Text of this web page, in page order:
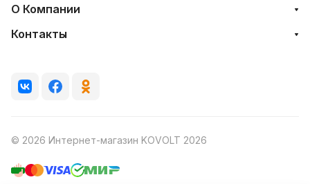
О Компании
Контакты
© 2026 Интернет-магазин KOVOLT 2026